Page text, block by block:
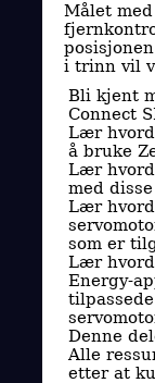
Målet
i trinn vil
Bli kjent
Connect
Lær
å bruke
Lær
med
Lær
som er
Lær
Energy-
Denne
Alle
etter at